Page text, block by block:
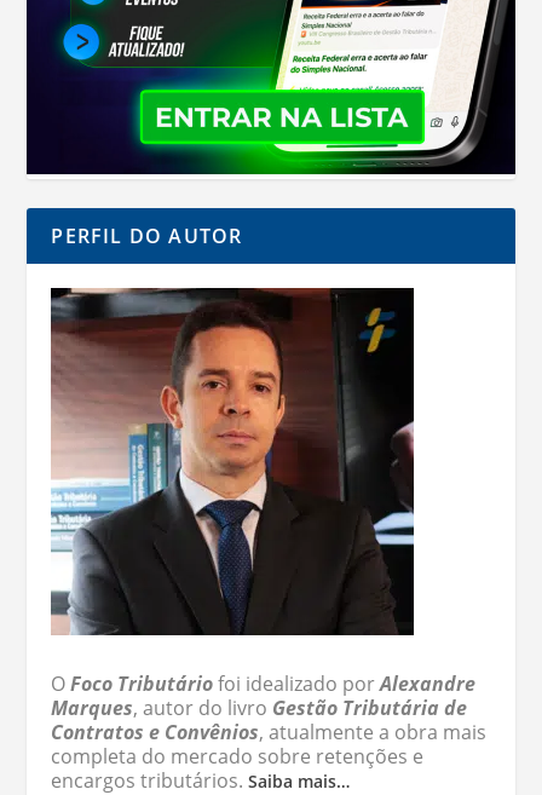
PERFIL DO AUTOR
OFoco Tributáriofoi idealizado porAlexandre
Marques, autor do livro Gestão Tributária de
Contratos e Convênios, atualmente a obra mais
completa do mercado sobre retenções e
encargos tributários.Saiba mais…